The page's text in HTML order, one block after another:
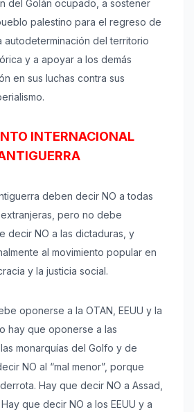
del Golán ocupado, a sostener
palestino para el regreso de
autodeterminación del territorio
y a apoyar a los demás
en sus luchas contra sus
INTERNACIONAL
deben decir NO a todas
pero no debe
decir NO a las dictaduras, y
al movimiento popular en
y la justicia social.
oponerse a la OTAN, EEUU y la
hay que oponerse a las
monarquías del Golfo y de
NO al “mal menor”, porque
Hay que decir NO a Assad,
que decir NO a los EEUU y a